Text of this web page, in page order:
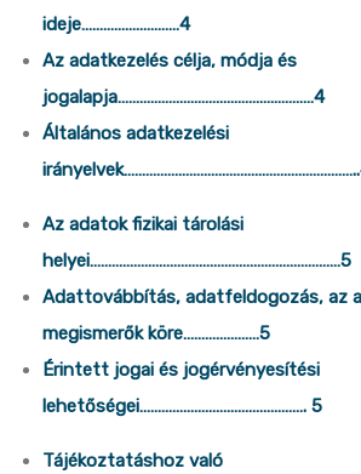
ideje………………………4
Az adatkezelés célja, módja és
jogalapja………………………………………………4
Általános adatkezelési
Az adatok fizikai tárolási
helyei……………………………………………………………5
Adattovábbítás, adatfeldogozás, az
megismerők köre…………………5
Érintett jogai és jogérvényesítési
lehetőségei………………………………………. 5
Tájékoztatáshoz való